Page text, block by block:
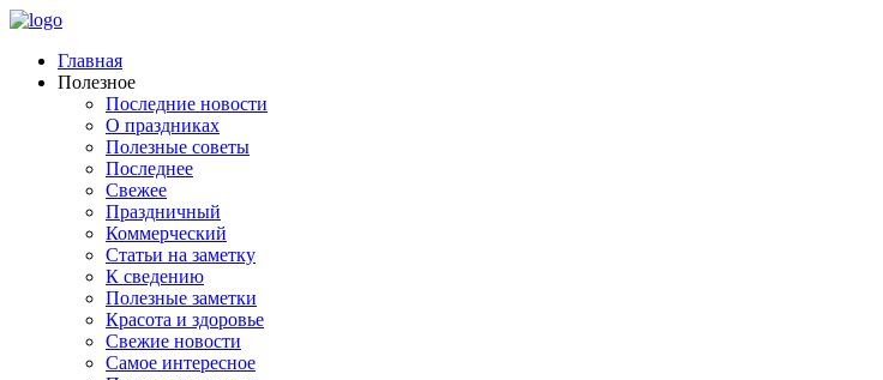
Главная
Полезное
Последние новости
О праздниках
Полезные советы
Последнее
Свежее
Праздничный
Коммерческий
Статьи на заметку
К сведению
Полезные заметки
Красота и здоровье
Свежие новости
Самое интересное